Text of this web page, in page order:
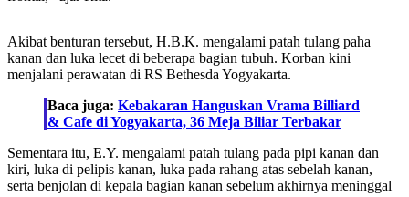
Akibat benturan tersebut, H.B.K. mengalami patah tulang paha
kanan dan luka lecet di beberapa bagian tubuh. Korban kini
menjalani perawatan di RS Bethesda Yogyakarta.
Baca juga: Kebakaran Hanguskan Vrama Billiard
& Cafe di Yogyakarta, 36 Meja Biliar Terbakar
Sementara itu, E.Y. mengalami patah tulang pada pipi kanan dan
kiri, luka di pelipis kanan, luka pada rahang atas sebelah kanan,
serta benjolan di kepala bagian kanan sebelum akhirnya meninggal